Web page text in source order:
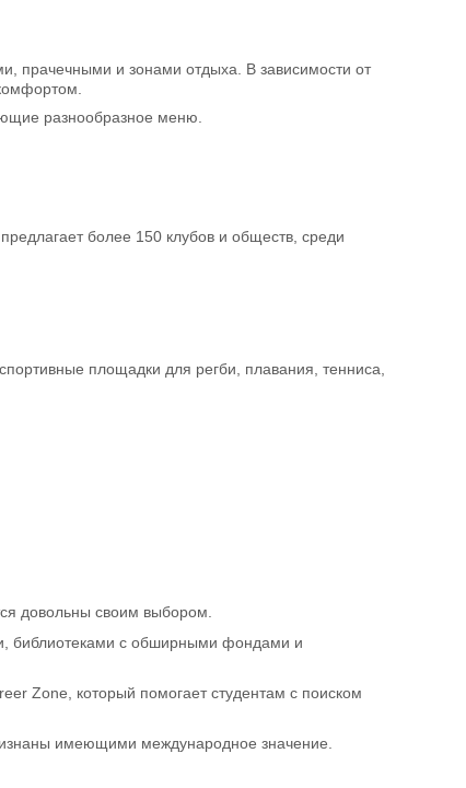
прачечными и зонами отдыха. В зависимости от
разнообразное меню.
более 150 клубов и обществ, среди
площадки для регби, плавания, тенниса,
довольны своим выбором.
библиотеками с обширными фондами и
Zone, который помогает студентам с поиском
имеющими международное значение.